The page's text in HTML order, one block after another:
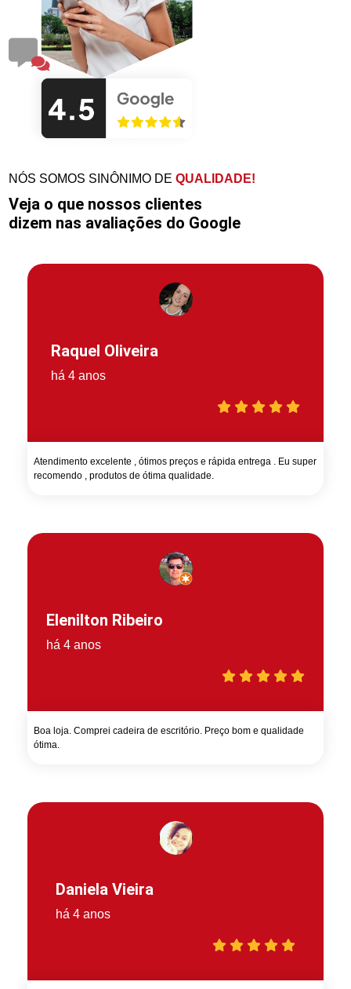
NÓS SOMOS SINÔNIMO DEQUALIDADE!
Veja o que nossos clientes
dizem nas avaliações do Google
Raquel Oliveira
há 4 anos
Atendimento excelente , ótimos preços e rápida entrega . Eu super
recomendo , produtos de ótima qualidade.
Elenilton Ribeiro
há 4 anos
Boa loja. Comprei cadeira de escritório. Preço bom e qualidade
ótima.
Daniela Vieira
há 4 anos